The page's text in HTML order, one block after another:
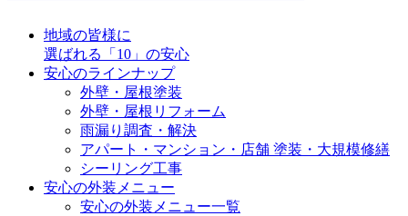
地域の皆様に
選ばれる「10」の安心
安心のラインナップ
外壁・屋根塗装
外壁・屋根リフォーム
雨漏り調査・解決
アパート・マンション・店舗 塗装・大規模修繕
シーリング工事
安心の外装メニュー
安心の外装メニュー一覧